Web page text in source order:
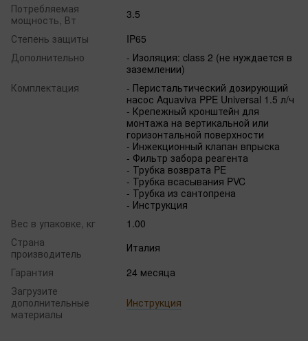
Потребляемая
мощность, Вт
3.5
Степень защиты
IP65
Дополнительно
- Изоляция: class 2 (не нуждается в
заземлении)
Комплектация
- Перистальтический дозирующий
насос Aquaviva PPE Universal 1.5 л/ч
- Крепежный кронштейн для
монтажа на вертикальной или
горизонтальной поверхности
- Инжекционный клапан впрыска
- Фильтр забора реагента
- Трубка возврата PE
- Трубка всасывания PVC
- Трубка из сантопрена
- Инструкция
Вес в упаковке, кг
1.00
Страна
производитель
Италия
Гарантия
24 месяца
Загрузите
дополнительные
материалы
Инструкция